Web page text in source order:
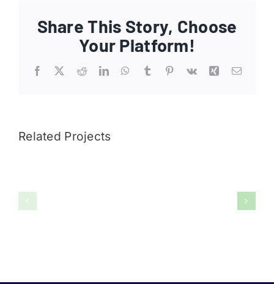
Share This Story, Choose
Your Platform!
Facebook RedditLinkedInWhatsApp
Tumblr Pinterest
Vk XingEmail
Related Projects
Roope